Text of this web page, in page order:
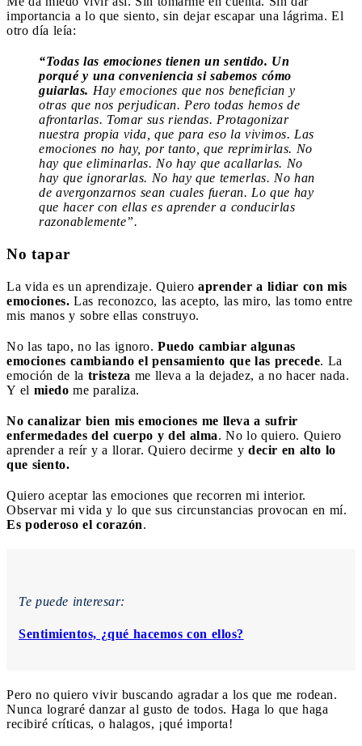
importancia a lo que siento, sin dejar escapar una lágrima. El
otro día leía:
“Todas las emociones tienen un sentido. Un
porqué y una conveniencia si sabemos cómo
guiarlas. Hay emociones que nos benefician y
otras que nos perjudican. Pero todas hemos de
afrontarlas. Tomar sus riendas. Protagonizar
nuestra propia vida, que para eso la vivimos. Las
emociones no hay, por tanto, que reprimirlas. No
hay que eliminarlas. No hay que acallarlas. No
hay que ignorarlas. No hay que temerlas. No han
de avergonzarnos sean cuales fueran. Lo que hay
que hacer con ellas es aprender a conducirlas
razonablemente”.
No tapar
La vida es un aprendizaje. Quiero aprender a lidiar con mis
emociones. Las reconozco, las acepto, las miro, las tomo entre
mis manos y sobre ellas construyo.
No las tapo, no las ignoro. Puedo cambiar algunas
emociones cambiando el pensamiento que las precede. La
emoción de la tristeza me lleva a la dejadez, a no hacer nada.
Y el miedo me paraliza.
No canalizar bien mis emociones me lleva a sufrir
enfermedades del cuerpo y del alma. No lo quiero. Quiero
aprender a reír y a llorar. Quiero decirme y decir en alto lo
que siento.
Quiero aceptar las emociones que recorren mi interior.
Observar mi vida y lo que sus circunstancias provocan en mí.
Es poderoso el corazón.
Te puede interesar:
Sentimientos, ¿qué hacemos con ellos?
Pero no quiero vivir buscando agradar a los que me rodean.
Nunca lograré danzar al gusto de todos. Haga lo que haga
recibiré críticas, o halagos, ¡qué importa!